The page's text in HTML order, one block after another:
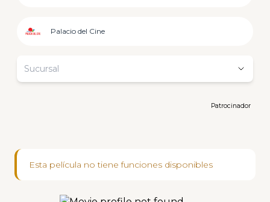
Palacio del Cine
Sucursal
Patrocinador
Esta película no tiene funciones disponibles